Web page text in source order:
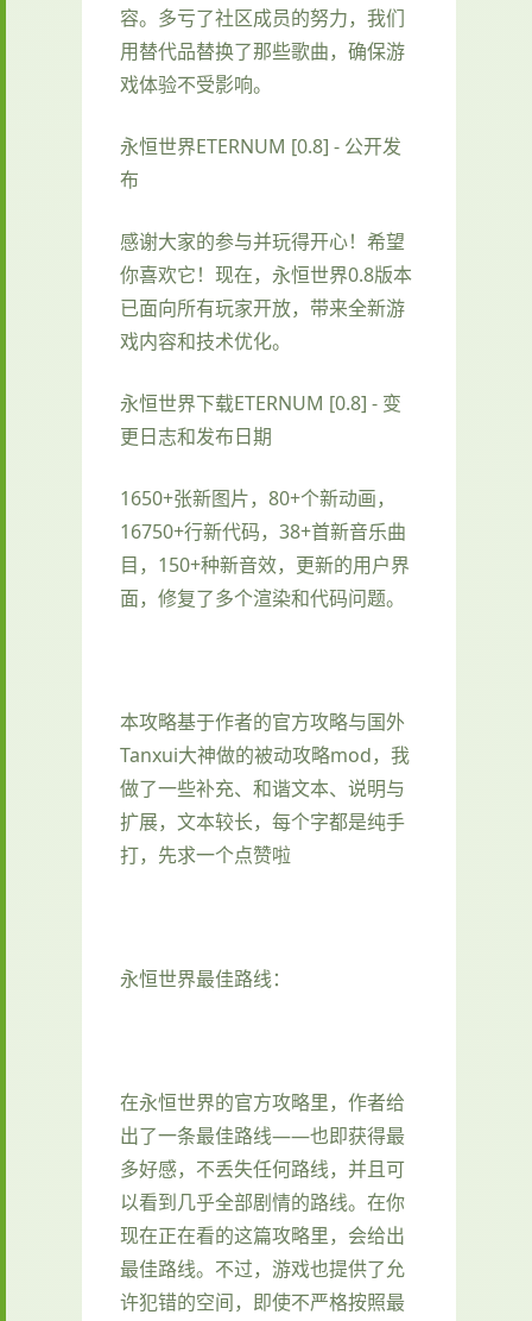
容。多亏了社区成员的努力，我们
用替代品替换了那些歌曲，确保游
戏体验不受影响。
永恒世界ETERNUM [0.8] - 公开发
布
感谢大家的参与并玩得开心！希望
你喜欢它！现在，永恒世界0.8版本
已面向所有玩家开放，带来全新游
戏内容和技术优化。
永恒世界下载ETERNUM [0.8] - 变
更日志和发布日期
1650+张新图片，80+个新动画，
16750+行新代码，38+首新音乐曲
目，150+种新音效，更新的用户界
面，修复了多个渲染和代码问题。
本攻略基于作者的官方攻略与国外
Tanxui大神做的被动攻略mod，我
做了一些补充、和谐文本、说明与
扩展，文本较长，每个字都是纯手
打，先求一个点赞啦
永恒世界最佳路线：
在永恒世界的官方攻略里，作者给
出了一条最佳路线——也即获得最
多好感，不丢失任何路线，并且可
以看到几乎全部剧情的路线。在你
现在正在看的这篇攻略里，会给出
最佳路线。不过，游戏也提供了允
许犯错的空间，即使不严格按照最